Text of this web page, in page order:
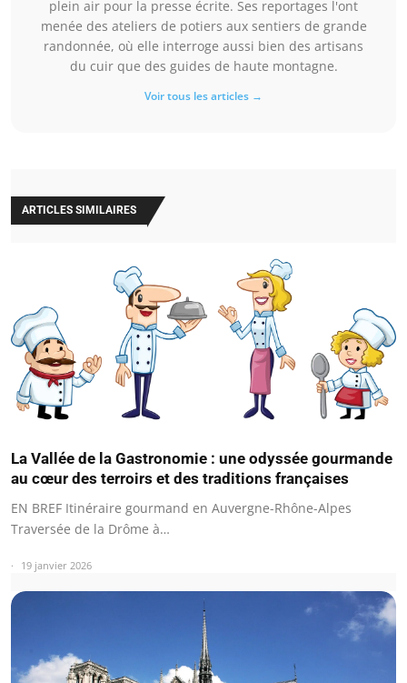
plein air pour la presse écrite. Ses reportages l'ont
menée des ateliers de potiers aux sentiers de grande
randonnée, où elle interroge aussi bien des artisans
du cuir que des guides de haute montagne.
Voir tous les articles →
ARTICLES SIMILAIRES
La Vallée de la Gastronomie : une odyssée gourmande
au cœur des terroirs et des traditions françaises
EN BREF Itinéraire gourmand en Auvergne-Rhône-Alpes
Traversée de la Drôme à…
19 janvier 2026